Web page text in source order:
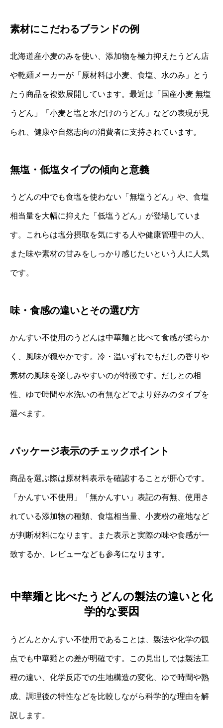
素材にこだわるブランドの例
北海道産小麦のみを使い、添加物を極力抑えたうどん店
や乾麺メーカーが「原材料は小麦、食塩、水のみ」とう
たう商品を複数展開しています。最近は「国産小麦 無塩
うどん」「小麦と塩と水だけのうどん」などの表現が見
られ、健康や自然志向の消費者に支持されています。
無塩・低塩タイプの傾向と意義
うどんの中でも食塩を使わない「無塩うどん」や、食塩
相当量を大幅に抑えた「低塩うどん」が登場していま
す。これらは塩分摂取を気にする人や健康管理中の人、
また味や素材の甘みをしっかり感じたいという人に人気
です。
味・食感の違いとその選び方
かんすい不使用のうどんは中華麺と比べて食感が柔らか
く、風味が穏やかです。冷・温いずれでもだしの香りや
素材の風味を楽しみやすいのが特徴です。だしとの相
性、ゆで時間や水洗いの有無などでより好みのタイプを
選べます。
パッケージ表示のチェックポイント
商品を選ぶ際は原材料表示を確認することが肝心です。
「かんすい不使用」「無かんすい」表記の有無、使用さ
れている添加物の種類、食塩相当量、小麦粉の産地など
が判断材料になります。また表示と実際の味や食感が一
致するか、レビューなども参考になります。
中華麺と比べたうどんの製法の違いと化
学的な要因
うどんとかんすい不使用であることは、製法や化学の観
点でも中華麺との差が明確です。この見出しでは製法工
程の違い、化学反応での生地構造の変化、ゆで時間や熟
成、調理後の特性などを比較しながら科学的な理由を解
説します。